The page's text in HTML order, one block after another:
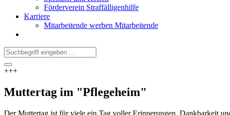
Förderverein Straffälligenhilfe
Karriere
Mitarbeitende werben Mitarbeitende
+++
Muttertag im "Pflegeheim"
Der Muttertag ist für viele ein Tag voller Erinnerungen, Dankbarkeit